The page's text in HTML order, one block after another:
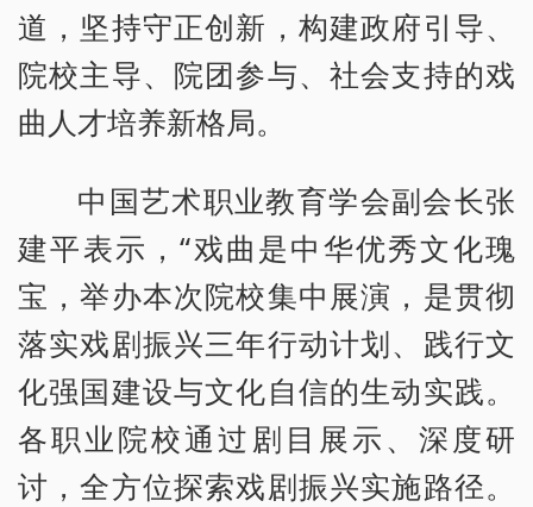
道，坚持守正创新，构建政府引导、
院校主导、院团参与、社会支持的戏
曲人才培养新格局。
中国艺术职业教育学会副会长张
建平表示，“戏曲是中华优秀文化瑰
宝，举办本次院校集中展演，是贯彻
落实戏剧振兴三年行动计划、践行文
化强国建设与文化自信的生动实践。
各职业院校通过剧目展示、深度研
讨，全方位探索戏剧振兴实施路径。